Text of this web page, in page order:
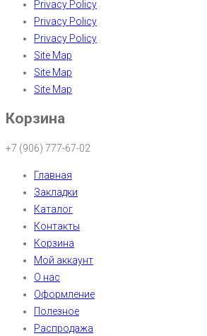
Privacy Policy
Privacy Policy
Privacy Policy
Site Map
Site Map
Site Map
Корзина
+7 (906) 777-67-02
Главная
Закладки
Каталог
Контакты
Корзина
Мой аккаунт
О нас
Оформление
Полезное
Распродажа